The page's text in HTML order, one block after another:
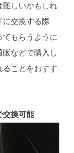
難しいかもしれ
に交換する際
もらうように
などで購入し
ことをおすす
交換可能